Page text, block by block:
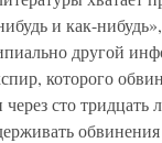
и как-
другой
которого
через сто тридцать
обвинения